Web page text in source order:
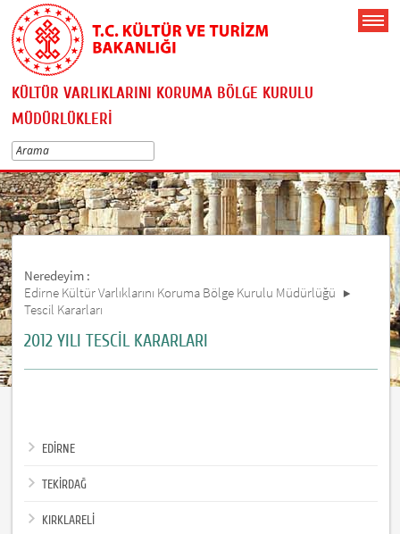
KÜLTÜR VARLIKLARINI KORUMA BÖLGE KURULU
MÜDÜRLÜKLERİ
Neredeyim :
Edirne Kültür Varlıklarını Koruma Bölge Kurulu Müdürlüğü
Tescil Kararları
2012 YILI TESCİL KARARLARI
EDİRNE
TEKİRDAĞ
KIRKLARELİ